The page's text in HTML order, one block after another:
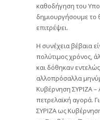
καθοδήγηση του
δημιουργήσουμε το
επιτρέψει.
Η συνέχεια βέβαια
πολύτιμος χρόνος,
και δόθηκαν
αλλοπρόσαλλα
Κυβέρνηση ΣΥΡΙΖΑ –
πετρελαϊκή αγορά.
ΣΥΡΙΖΑ ως